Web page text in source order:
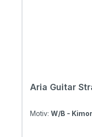
Aria Guitar
Motiv: W/B -